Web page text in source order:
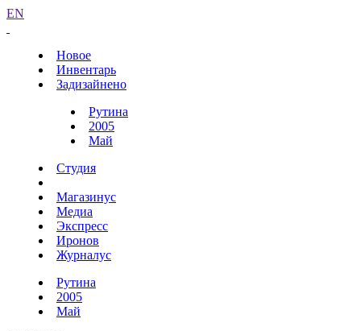
EN
Новое
Инвентарь
Задизайнено
Рутина
2005
Май
Студия
Магазинус
Медиа
Экспресс
Иронов
Журналус
Рутина
2005
Май